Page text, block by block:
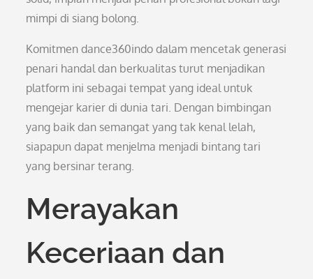
mimpi di siang bolong.
Komitmen dance360indo dalam mencetak generasi
penari handal dan berkualitas turut menjadikan
platform ini sebagai tempat yang ideal untuk
mengejar karier di dunia tari. Dengan bimbingan
yang baik dan semangat yang tak kenal lelah,
siapapun dapat menjelma menjadi bintang tari
yang bersinar terang.
Merayakan
Keceriaan dan